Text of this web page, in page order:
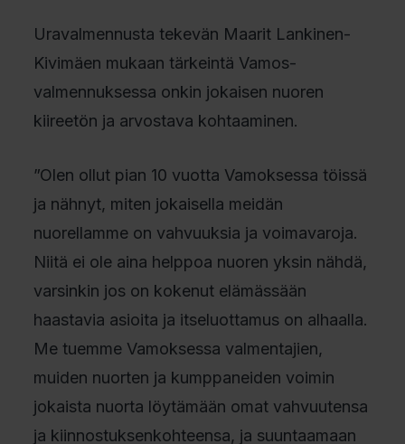
Uravalmennusta tekevän Maarit Lankinen-
Kivimäen mukaan tärkeintä Vamos-
valmennuksessa onkin jokaisen nuoren
kiireetön ja arvostava kohtaaminen.
”Olen ollut pian 10 vuotta Vamoksessa töissä
ja nähnyt, miten jokaisella meidän
nuorellamme on vahvuuksia ja voimavaroja.
Niitä ei ole aina helppoa nuoren yksin nähdä,
varsinkin jos on kokenut elämässään
haastavia asioita ja itseluottamus on alhaalla.
Me tuemme Vamoksessa valmentajien,
muiden nuorten ja kumppaneiden voimin
jokaista nuorta löytämään omat vahvuutensa
ja kiinnostuksenkohteensa, ja suuntaamaan